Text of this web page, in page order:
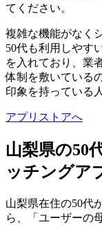
てください。
複雑な機能がなく
50代も利用しやす
を入れており、業
体制を敷いている
印象を持っている
アプリストアへ
山梨県の50
ッチングア
山梨県在住の50代
ら、「ユーザーの